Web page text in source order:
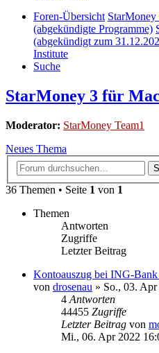
Foren-Übersicht StarMoney
(abgekündigte Programme)
(abgekündigt zum
Institute
Suche
StarMoney 3 für
Moderator: StarMoney Team1
Neues Thema
36 Themen • Seite 1 von 1
Themen
Antworten
Zugriffe
Letzter Beitrag
Kontoauszug bei ING-
von drosenau » So., 03.
4 Antworten
44455 Zugriffe
Letzter Beitrag von
Mi., 06. Apr 2022